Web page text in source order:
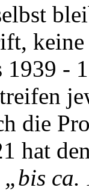
1939 -
die
hat
„bis ca.